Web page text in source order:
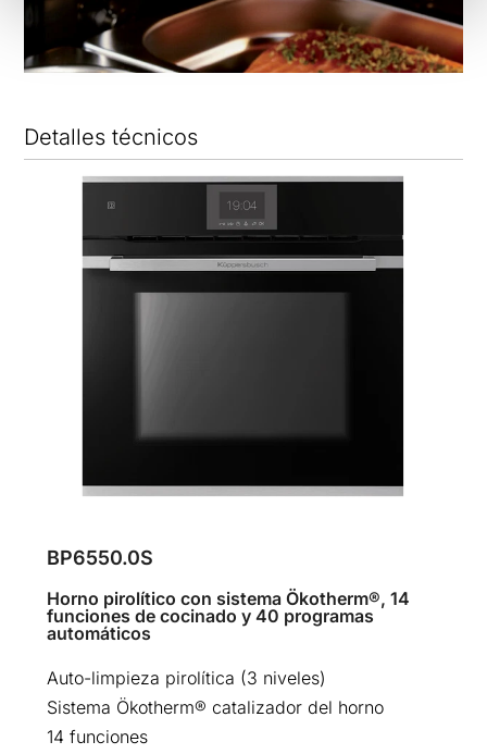
Detalles técnicos
BP6550.0S
Horno pirolítico con sistema Ökotherm®, 14
funciones de cocinado y 40 programas
automáticos
Auto-limpieza pirolítica (3 niveles)
Sistema Ökotherm® catalizador del horno
14 funciones